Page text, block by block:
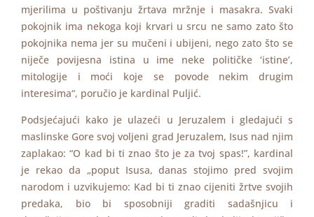
mjerilima u poštivanju žrtava mržnje i masakra. Svaki
pokojnik ima nekoga koji krvari u srcu ne samo zato što
pokojnika nema jer su mučeni i ubijeni, nego zato što se
niječe povijesna istina u ime neke političke ‘istine’,
mitologije i moći koje se povode nekim drugim
interesima“, poručio je kardinal Puljić.
Podsjećajući kako je ulazeći u Jeruzalem i gledajući s
maslinske Gore svoj voljeni grad Jeruzalem, Isus nad njim
zaplakao: “O kad bi ti znao što je za tvoj spas!”, kardinal
je rekao da „poput Isusa, danas stojimo pred svojim
narodom i uzvikujemo: Kad bi ti znao cijeniti žrtve svojih
predaka, bio bi sposobniji graditi sadašnjicu i